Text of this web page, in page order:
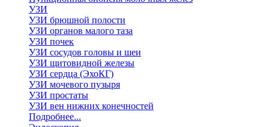
УЗИ
УЗИ брюшной полости
УЗИ органов малого таза
УЗИ почек
УЗИ сосудов головы и шеи
УЗИ щитовидной железы
УЗИ сердца (ЭхоКГ)
УЗИ мочевого пузыря
УЗИ простаты
УЗИ вен нижних конечностей
Подробнее...